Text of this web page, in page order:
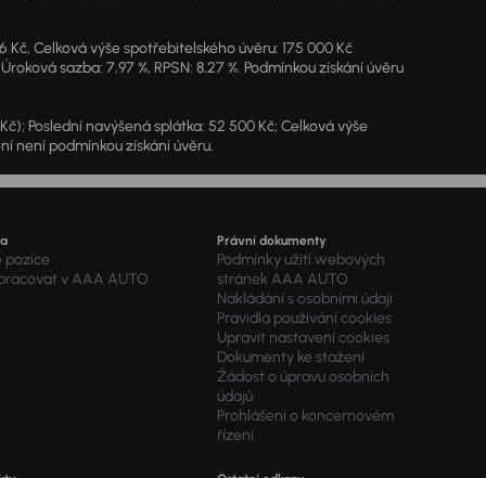
Celková výše spotřebitelského úvěru: 175 000 Kč
sazba: 7,97 %, RPSN: 8,27 %. Podmínkou získání úvěru
Poslední navýšená splátka: 52 500 Kč; Celková výše
není podmínkou získání úvěru.
pozice
v AAA AUTO
Právní dokumenty
Podmínky užití webových
stránek AAA AUTO
Nakládání s osobními údaji
Pravidla používání cookies
Upravit nastavení cookies
Dokumenty ke stažení
Žádost o úpravu osobních
údajů
Prohlášení o koncernovém
řízení